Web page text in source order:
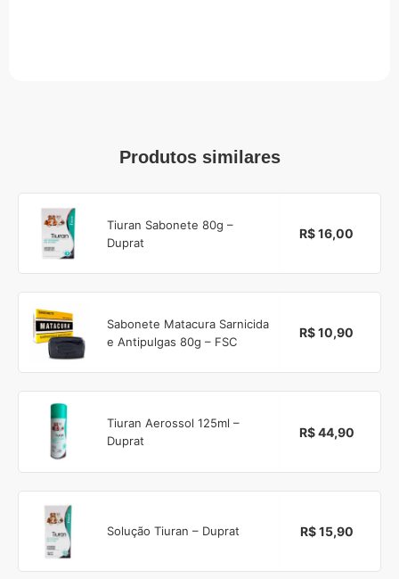
Produtos similares
Tiuran Sabonete 80g –
Duprat
R$ 16,00
Sabonete Matacura Sarnicida
e Antipulgas 80g – FSC
R$ 10,90
Tiuran Aerossol 125ml –
Duprat
R$ 44,90
Solução Tiuran – Duprat R$ 15,90